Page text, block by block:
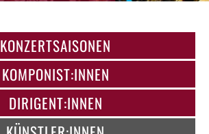
KONZERTSAISONEN
KOMPONIST:INNEN
DIRIGENT:INNEN